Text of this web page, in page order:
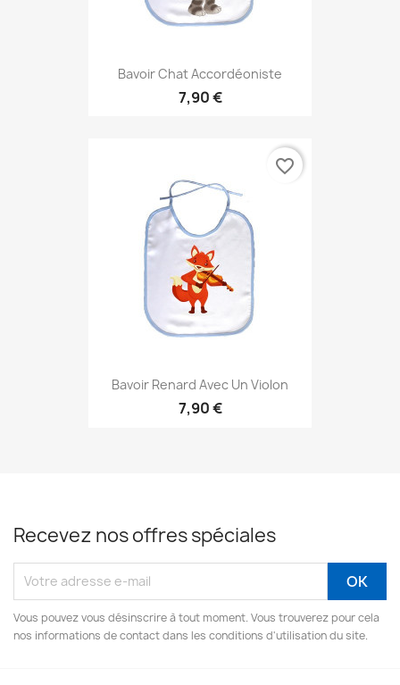
Bavoir Chat Accordéoniste
7,90 €
Bavoir Renard Avec Un Violon
7,90 €
favorite_border
Recevez nos offres spéciales
Vous pouvez vous désinscrire à tout moment. Vous trouverez pour cela
nos informations de contact dans les conditions d'utilisation du site.